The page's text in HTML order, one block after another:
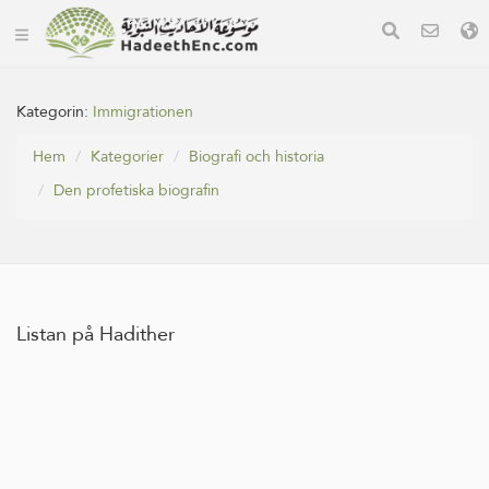
Kategorin: Immigrationen
Hem
Kategorier
Biografi och historia
Den profetiska biografin
Listan på Hadither